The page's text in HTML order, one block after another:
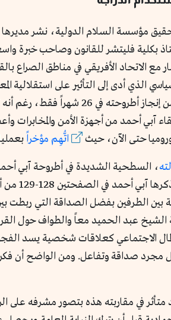
مؤسسة السلام الدولية، نشر مديرها
بكلية فليتشر للقانون وصاحب خبرة
الاتحاد الأفريقي في مناطق الصراع
الذي أدى إلى التأثير على
سرعة انتهاء آبي أحمد من
آبي أحمد من أجهزة الأمن
حتى الآن، حيث
اتُّهِم مؤخراً
، السطحية الشديدة في أطروحة آبي
بين الطرفين بفضل الصداقة التي
الشيخ عبد الحميد معاً والطواف حول
الاجتماعي كعلاقات شخصية يسد
مجرد صداقة وتفاعل. ومن الواضح أن
في مقاربته هذه بتصور مشرفه على